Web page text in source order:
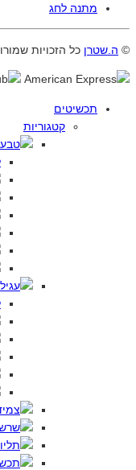
מתנה לחג
© ה.שטרן כל הזכויות שמורות
תכשיטים
קטגוריות